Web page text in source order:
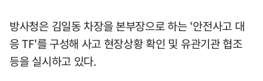
방사청은 김일동 차장을 본부장으로 하는 '안전사고 대
응 TF'를 구성해 사고 현장상황 확인 및 유관기관 협조
등을 실시하고 있다.